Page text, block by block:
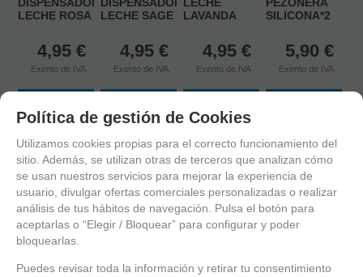
LECHE ROSA
4,95 €
Exento de IVA
A CESTA
LECHE SAGE
4,95 €
Exento de IVA
A CESTA
LAVANDA
4,95 €
Exento de IVA
A CESTA
SILICONA*2
5,90 €
Exento de IVA
Política de gestión de Cookies
Utilizamos cookies propias para el correcto funcionamiento del
sitio. Además, se utilizan otras de terceros que analizan cómo
se usan nuestros servicios para mejorar la experiencia de
usuario, divulgar ofertas comerciales personalizadas o realizar
análisis de tus hábitos de navegación. Pulsa el botón para
aceptarlas o “Elegir / Bloquear” para configurar y poder
bloquearlas.
Puedes revisar toda la información y retirar tu consentimiento